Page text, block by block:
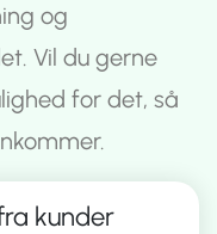
og
Vil du gerne
for det, så
kunder